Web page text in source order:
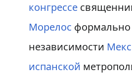
конгрессе
Морелос
независимости
испанской